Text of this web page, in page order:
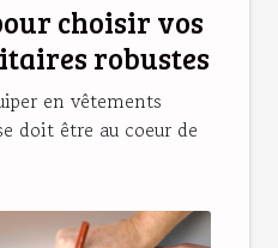
choisir vos
robustes
en vêtements
doit être au coeur de